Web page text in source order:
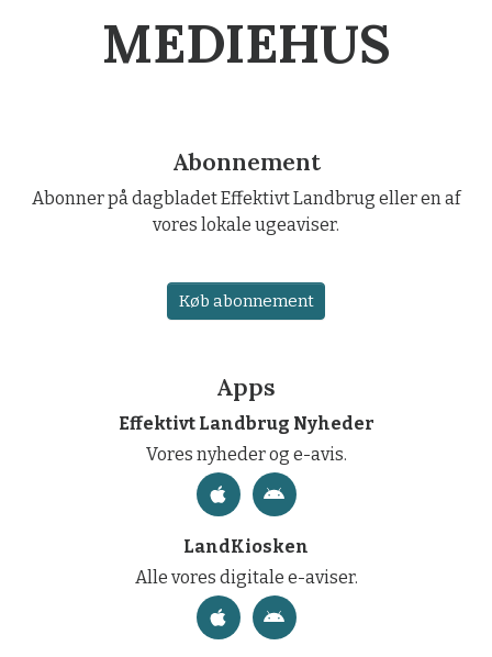
MEDIEHUS
Abonnement
Abonner på dagbladet Effektivt Landbrug eller en af
vores lokale ugeaviser.
Køb abonnement
Apps
Effektivt Landbrug Nyheder
Vores nyheder og e-avis.
LandKiosken
Alle vores digitale e-aviser.